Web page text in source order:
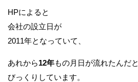
HPによると
会社の設立日が
2011年となっていて、
あれから12年もの月日が流れたんだと
びっくりしています。